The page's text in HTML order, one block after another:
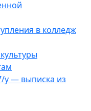
в колледж
у — выписка из